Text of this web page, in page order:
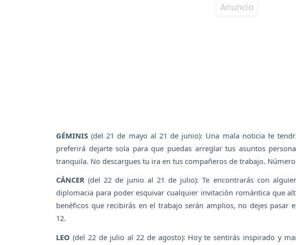
GÉMINIS (del 21 de mayo al 21 de junio): Una mala noticia te
preferirá dejarte sola para que puedas arreglar tus asuntos
tranquila. No descargues tu ira en tus compañeros de trabajo.
CÁNCER (del 22 de junio al 21 de julio): Te encontrarás con
diplomacia para poder esquivar cualquier invitación romántica que
benéficos que recibirás en el trabajo serán amplios, no dejes pasar
12.
LEO (del 22 de julio al 22 de agosto): Hoy te sentirás inspirado y